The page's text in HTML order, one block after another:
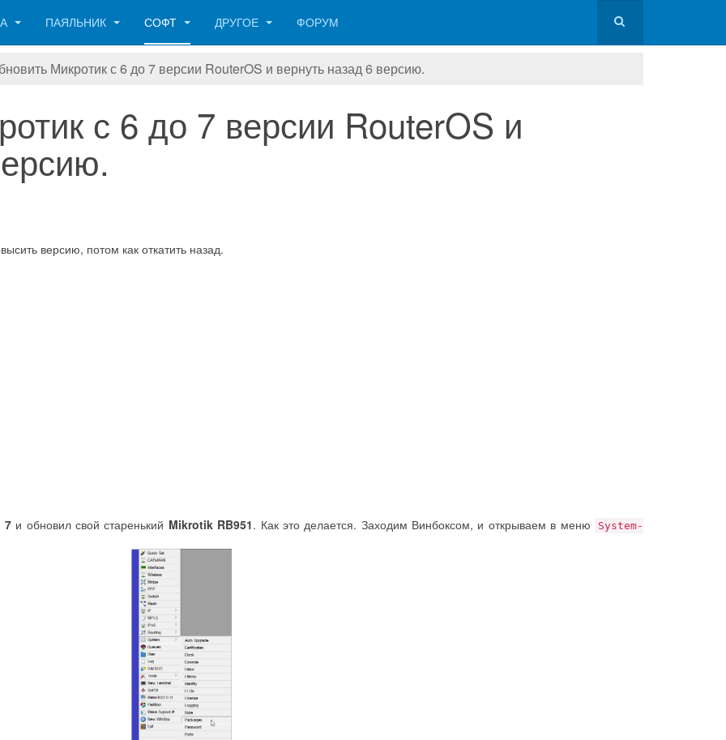
ПАЯЛЬНИК СОФТ ДРУГОЕ ФОРУМ
Микротик с 6 до 7 версии RouterOS и вернуть назад 6 версию.
с 6 до 7 версии RouterOS и
версию, потом как откатить назад.
7и обновил свой старенький Mikrotik RB951. Как это делается. Заходим Винбоксом, и открываем в меню System-